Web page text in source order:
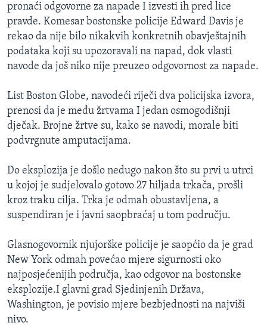
pronaći odgovorne za napade I izvesti ih pred lice
pravde. Komesar bostonske policije Edward Davis je
rekao da nije bilo nikakvih konkretnih obavještajnih
podataka koji su upozoravali na napad, dok vlasti
navode da još niko nije preuzeo odgovornost za napade.
List Boston Globe, navodeći riječi dva policijska izvora,
prenosi da je među žrtvama I jedan osmogodišnji
dječak. Brojne žrtve su, kako se navodi, morale biti
podvrgnute amputacijama.
Do eksplozija je došlo nedugo nakon što su prvi u utrci
u kojoj je sudjelovalo gotovo 27 hiljada trkača, prošli
kroz traku cilja. Trka je odmah obustavljena, a
suspendiran je i javni saopbraćaj u tom području.
Glasnogovornik njujorške policije je saopćio da je grad
New York odmah povećao mjere sigurnosti oko
najposjećenijih područja, kao odgovor na bostonske
eksplozije.I glavni grad Sjedinjenih Država,
Washington, je povisio mjere bezbjednosti na najviši
nivo.